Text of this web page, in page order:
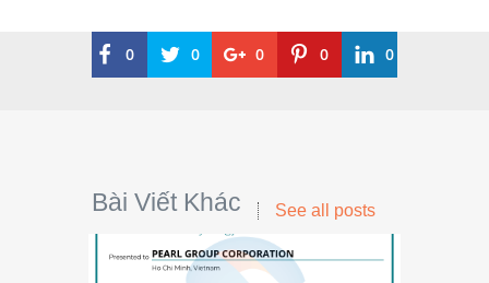
0 0 0 0 0
Bài Viết Khác See all posts